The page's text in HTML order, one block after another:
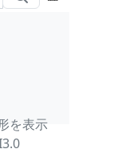
を表示